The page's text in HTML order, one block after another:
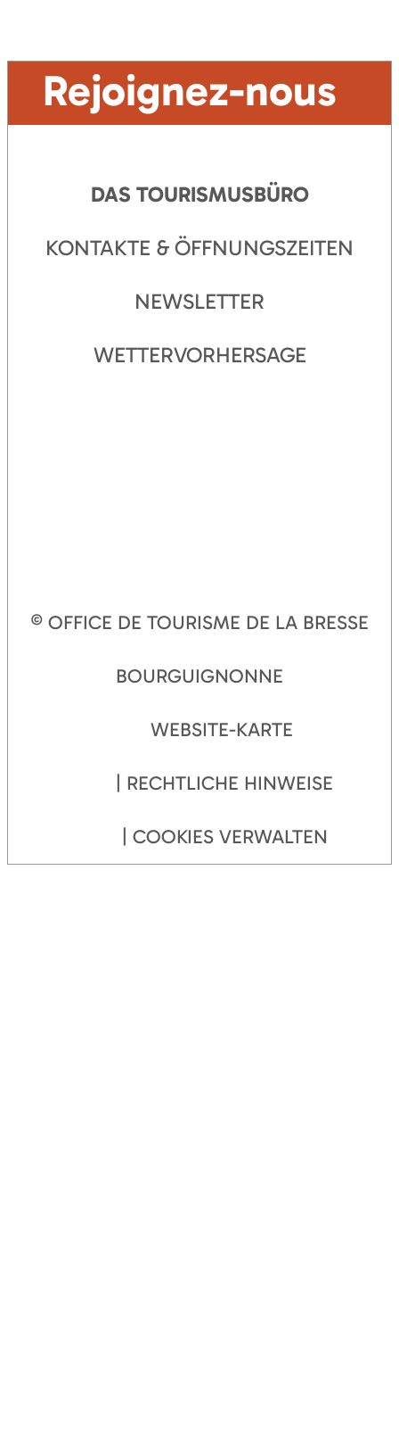
Rejoignez-nous
DAS TOURISMUSBÜRO
KONTAKTE & ÖFFNUNGSZEITEN
NEWSLETTER
WETTERVORHERSAGE
© OFFICE DE TOURISME DE LA BRESSE
BOURGUIGNONNE
WEBSITE-KARTE
RECHTLICHE HINWEISE
COOKIES VERWALTEN